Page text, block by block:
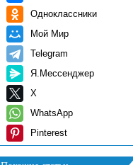
Одноклассники
Мой Мир
Telegram
Я.Мессенджер
X
WhatsApp
Pinterest